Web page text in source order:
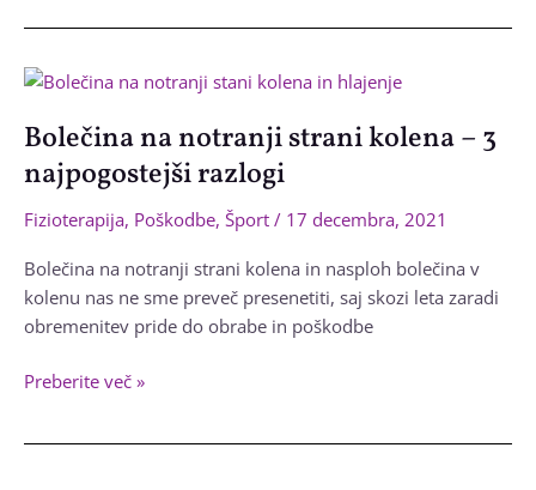
preobremenitve
tendopatija
Bolečina na notranji strani kolena – 3
najpogostejši razlogi
Fizioterapija, Poškodbe, Šport / 17 decembra, 2021
Bolečina na notranji strani kolena in nasploh bolečina v
kolenu nas ne sme preveč presenetiti, saj skozi leta zaradi
obremenitev pride do obrabe in poškodbe
Bolečina
Preberite več »